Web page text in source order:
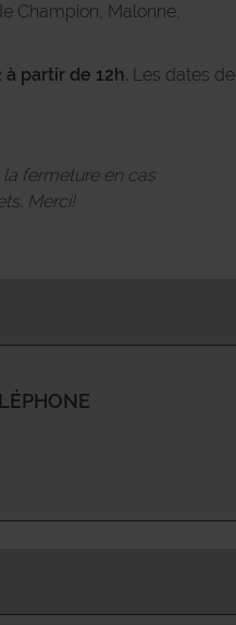
Champion, Malonne,
partir de 12h. Les dates de
fermeture en cas
Merci!